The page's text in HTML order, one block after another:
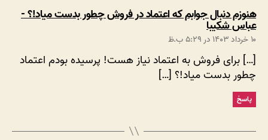
هنوزم دنبال جوابم که اعتماد در فروش چطور بدست میاد!؟ -
عباس شکیبا:
۱۰ خرداد ۱۴۰۳ در ۵:۲۹ ب.ظ
[…] برای فروش به اعتماد نیاز هست! پرسیده بودم اعتماد
چطور بدست میاد!؟ […]
پاسخ